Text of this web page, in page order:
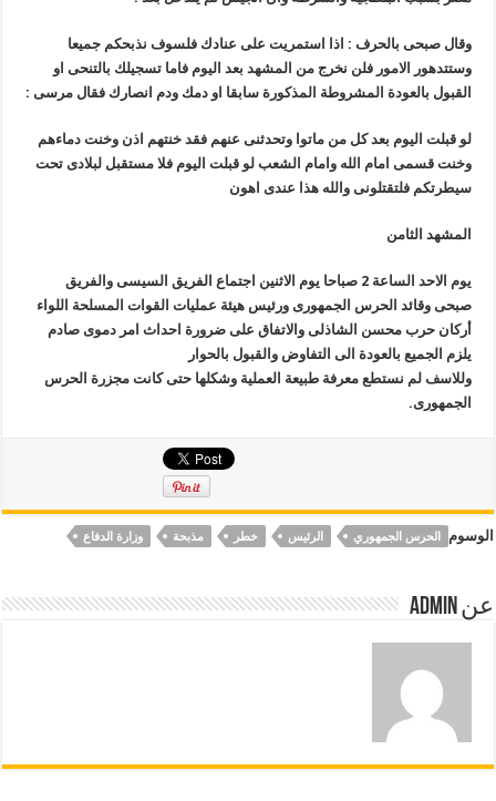
وقال صبحى بالحرف : اذا استمريت على عنادك فلسوف نذبحكم جميعا
وستتدهور الامور فلن نخرج من المشهد بعد اليوم فاما تسجيلك بالتنحى او
القبول بالعودة المشروطة المذكورة سابقا او دمك ودم انصارك فقال مرسى :
لو قبلت اليوم بعد كل من ماتوا وتحدثنى عنهم فقد خنتهم اذن وخنت دماءهم
وخنت قسمى امام الله وامام الشعب لو قبلت اليوم فلا مستقبل لبلادى تحت
سيطرتكم فلتقتلونى والله هذا عندى اهون
المشهد الثامن
يوم الاحد الساعة 2 صباحا يوم الاثنين
اجتماع الفريق السيسى والفريق
صبحى وقائد الحرس الجمهورى ورئيس هيئة عمليات القوات المسلحة اللواء
أركان حرب محسن الشاذلى والاتفاق على ضرورة احداث امر دموى صادم
يلزم الجميع بالعودة الى التفاوض والقبول بالحوار
وللاسف لم نستطع معرفة طبيعة العملية وشكلها حتى كانت مجزرة الحرس
الجمهورى.
الوسوم الحرس الجمهوري الرئيس خطر مذبحة وزارة الدفاع
عن Admin